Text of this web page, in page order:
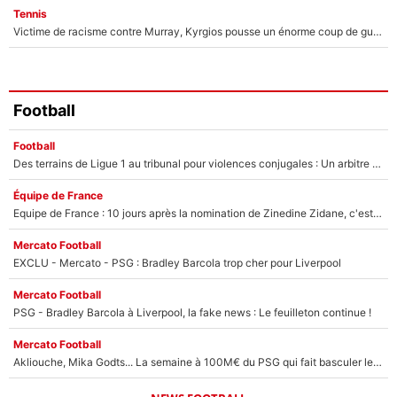
Tennis
Victime de racisme contre Murray, Kyrgios pousse un énorme coup de gueule !
Football
Football
Des terrains de Ligue 1 au tribunal pour violences conjugales : Un arbitre français encourt une peine de 18 mois de prison !
Équipe de France
Equipe de France : 10 jours après la nomination de Zinedine Zidane, c'est au tour de son fils de prendre un nouveau départ !
Mercato Football
EXCLU - Mercato - PSG : Bradley Barcola trop cher pour Liverpool
Mercato Football
PSG - Bradley Barcola à Liverpool, la fake news : Le feuilleton continue !
Mercato Football
Akliouche, Mika Godts... La semaine à 100M€ du PSG qui fait basculer le mercato du PSG !